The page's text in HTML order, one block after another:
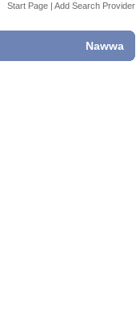
Start Page | Add Search Provider
Nawwa